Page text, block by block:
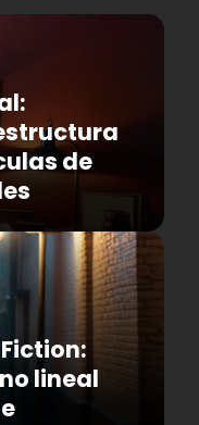
de
lineal